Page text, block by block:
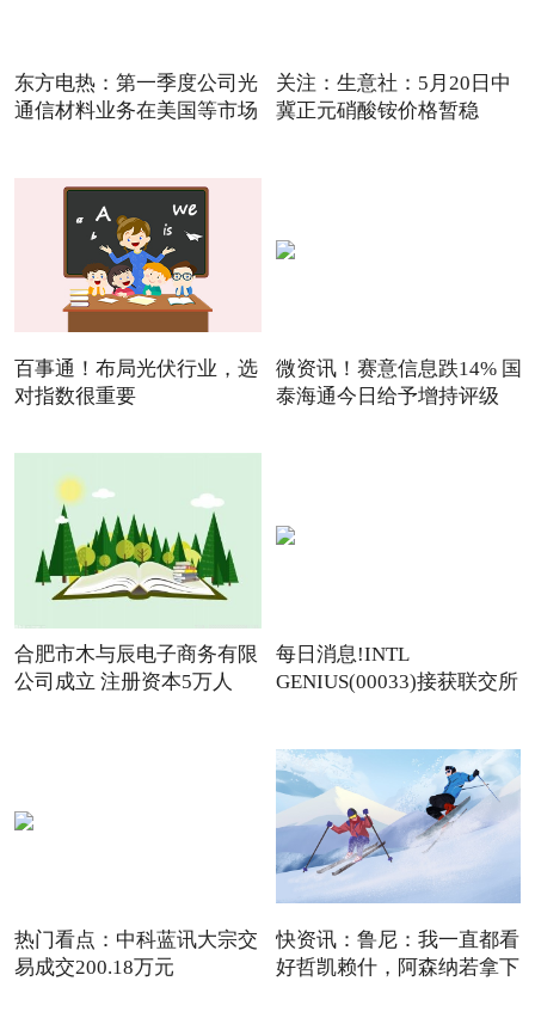
东方电热：第一季度公司光
通信材料业务在美国等市场
关注：生意社：5月20日中
冀正元硝酸铵价格暂稳
百事通！布局光伏行业，选
对指数很重要
微资讯！赛意信息跌14% 国
泰海通今日给予增持评级
合肥市木与辰电子商务有限
公司成立 注册资本5万人
每日消息!INTL
GENIUS(00033)接获联交所
热门看点：中科蓝讯大宗交
易成交200.18万元
快资讯：鲁尼：我一直都看
好哲凯赖什，阿森纳若拿下